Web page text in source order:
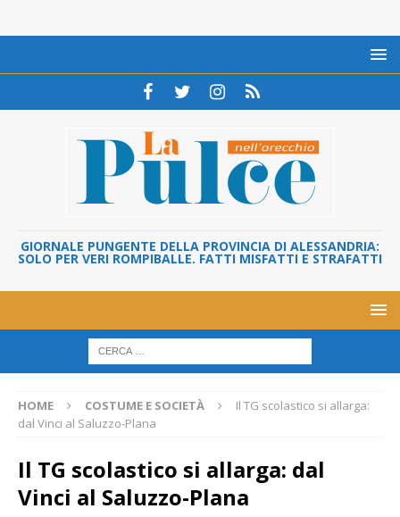
GIORNALE PUNGENTE DELLA PROVINCIA DI ALESSANDRIA:
SOLO PER VERI ROMPIBALLE. FATTI MISFATTI E STRAFATTI
HOME COSTUME E SOCIETÀ
Il TG scolastico si allarga:
dal Vinci al Saluzzo-Plana
Il TG scolastico si allarga: dal
Vinci al Saluzzo-Plana